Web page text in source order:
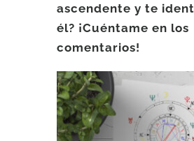
ascendente y te
él? ¡Cuéntame en los
comentarios!